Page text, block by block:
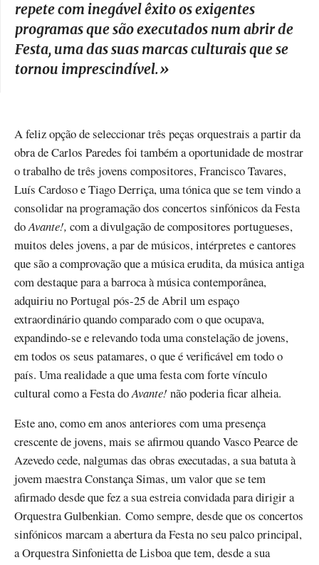
repete com inegável êxito os exigentes
programas que são executados num abrir de
Festa, uma das suas marcas culturais que se
tornou imprescindível.»
A feliz opção de seleccionar três peças orquestrais a partir da
obra de Carlos Paredes foi também a oportunidade de mostrar
o trabalho de três jovens compositores, Francisco Tavares,
Luís Cardoso e Tiago Derriça, uma tónica que se tem vindo a
consolidar na programação dos concertos sinfónicos da Festa
doAvante!, com a divulgação de compositores portugueses,
muitos deles jovens, a par de músicos, intérpretes e cantores
que são a comprovação que a música erudita, da música antiga
com destaque para a barroca à música contemporânea,
adquiriu no Portugal pós-25 de Abril um espaço
extraordinário quando comparado com o que ocupava,
expandindo-se e relevando toda uma constelação de jovens,
em todos os seus patamares, o que é verificável em todo o
país. Uma realidade a que uma festa com forte vínculo
cultural como a Festa doAvante! não poderia ficar alheia.
Este ano, como em anos anteriores com uma presença
crescente de jovens, mais se afirmou quando Vasco Pearce de
Azevedo cede, nalgumas das obras executadas, a sua batuta à
jovem maestra Constança Simas, um valor que se tem
afirmado desde que fez a sua estreia convidada para dirigir a
Orquestra Gulbenkian. Como sempre, desde que os concertos
sinfónicos marcam a abertura da Festa no seu palco principal,
a Orquestra Sinfonietta de Lisboa que tem, desde a sua